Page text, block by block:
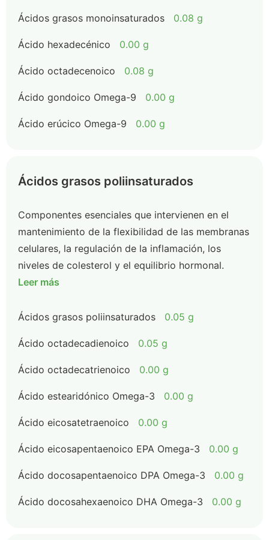
Ácidos grasos monoinsaturados 0.08 g
Ácido hexadecénico 0.00 g
Ácido octadecenoico 0.08 g
Ácido gondoico Omega-9 0.00 g
Ácido erúcico Omega-9 0.00 g
Ácidos grasos poliinsaturados
Componentes esenciales que intervienen en el
mantenimiento de la flexibilidad de las membranas
celulares, la regulación de la inflamación, los
niveles de colesterol y el equilibrio hormonal.
Leer más
Ácidos grasos poliinsaturados 0.05 g
Ácido octadecadienoico 0.05 g
Ácido octadecatrienoico 0.00 g
Ácido estearidónico Omega-3 0.00 g
Ácido eicosatetraenoico 0.00 g
Ácido eicosapentaenoico EPA Omega-3 0.00 g
Ácido docosapentaenoico DPA Omega-3 0.00 g
Ácido docosahexaenoico DHA Omega-3 0.00 g